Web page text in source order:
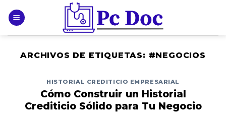
ARCHIVOS DE ETIQUETAS: #NEGOCIOS
HISTORIAL CREDITICIO EMPRESARIAL
Cómo Construir un Historial
Crediticio Sólido para Tu Negocio